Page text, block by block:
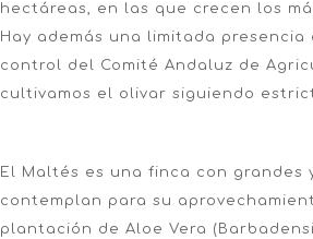
hectáreas, en las que crecen los
Hay además una limitada
control del Comité Andaluz de
cultivamos el olivar siguiendo
El Maltés es una finca con
contemplan para su
plantación de Aloe Vera